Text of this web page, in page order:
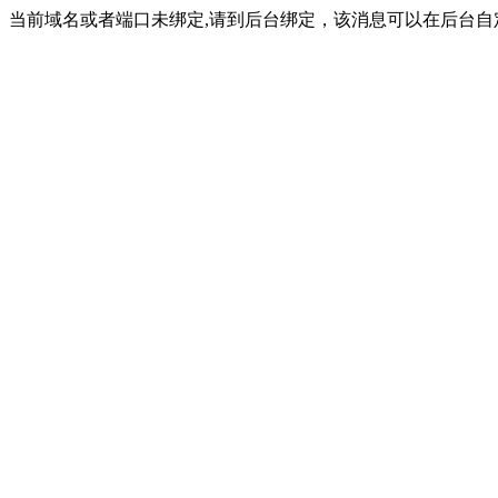
当前域名或者端口未绑定,请到后台绑定，该消息可以在后台自